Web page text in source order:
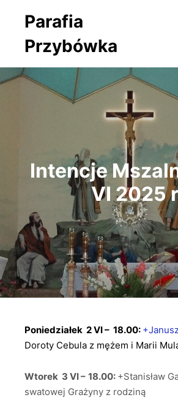
Parafia
Przybówka
Intencje
VI 2025
Poniedziałek 2 VI – 18.00:
Doroty Cebula z mężem i Marii
Wtorek 3 VI – 18.00: +Stanisław
swatowej Grażyny z rodziną